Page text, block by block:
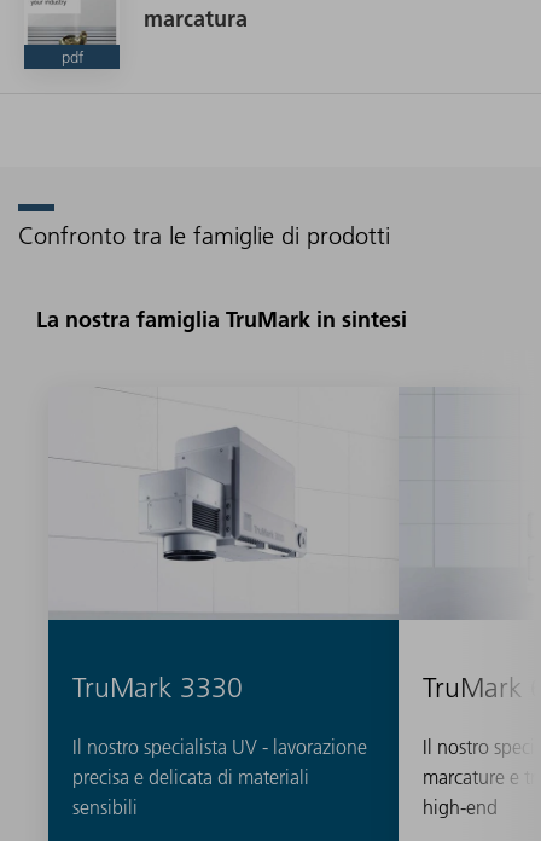
pdf
marcatura
Confronto tra le famiglie di prodotti
La nostra famiglia TruMark in sintesi
TruMark 3330
Il nostro specialista UV - lavorazione
precisa e delicata di materiali
sensibili
TruMark
Il nostro
marcature e
high-end